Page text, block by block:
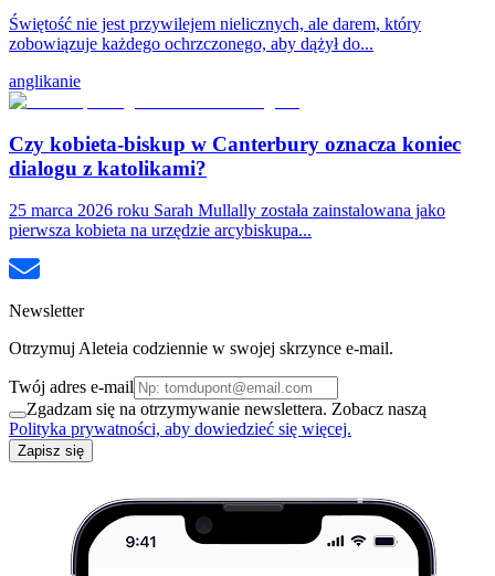
Świętość nie jest przywilejem nielicznych, ale darem, który
zobowiązuje każdego ochrzczonego, aby dążył do...
anglikanie
Czy kobieta-biskup w Canterbury oznacza koniec
dialogu z katolikami?
25 marca 2026 roku Sarah Mullally została zainstalowana jako
pierwsza kobieta na urzędzie arcybiskupa...
Newsletter
Otrzymuj Aleteia codziennie w swojej skrzynce e-mail.
Twój adres e-mail
Zgadzam się na otrzymywanie newslettera. Zobacz naszą
Polityka prywatności, aby dowiedzieć się więcej.
Zapisz się